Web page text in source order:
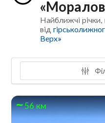
Найближчі річки,
від
Верх»
56 км